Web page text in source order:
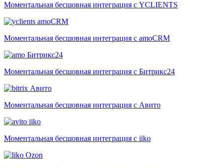
Моментальная бесшовная интеграция с YCLIENTS
amoCRM
Моментальная бесшовная интеграция с amoCRM
Битрикс24
Моментальная бесшовная интеграция с Битрикс24
Авито
Моментальная бесшовная интеграция с Авито
iiko
Моментальная бесшовная интеграция с iiko
Ozon